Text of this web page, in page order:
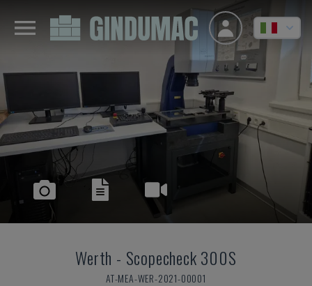
Werth - Scopecheck 300S
AT-MEA-WER-2021-00001